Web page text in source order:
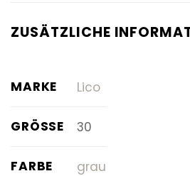
ZUSÄTZLICHE
MARKE Lico
GRÖSSE 30
FARBE grau